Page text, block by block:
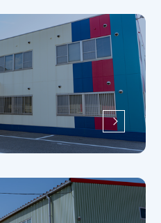
more